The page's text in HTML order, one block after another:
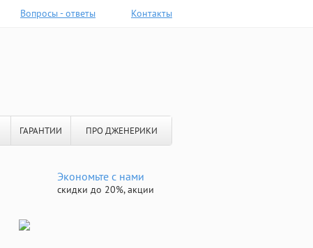
Вопросы - ответы Контакты
ГАРАНТИИ ПРО ДЖЕНЕРИКИ
Экономьте с нами
скидки до 20%, акции